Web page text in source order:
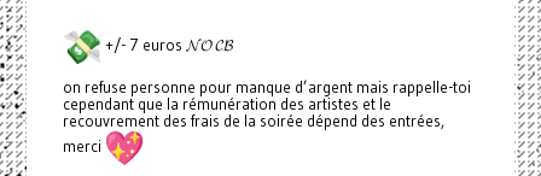
+/- 7 euros 𝓝𝓞 𝓒𝓑
on refuse personne pour manque d’argent mais rappelle-toi
cependant que la rémunération des artistes et le
recouvrement des frais de la soirée dépend des entrées,
merci